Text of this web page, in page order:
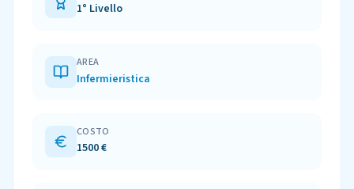
1° Livello
AREA
Infermieristica
COSTO
1500 €